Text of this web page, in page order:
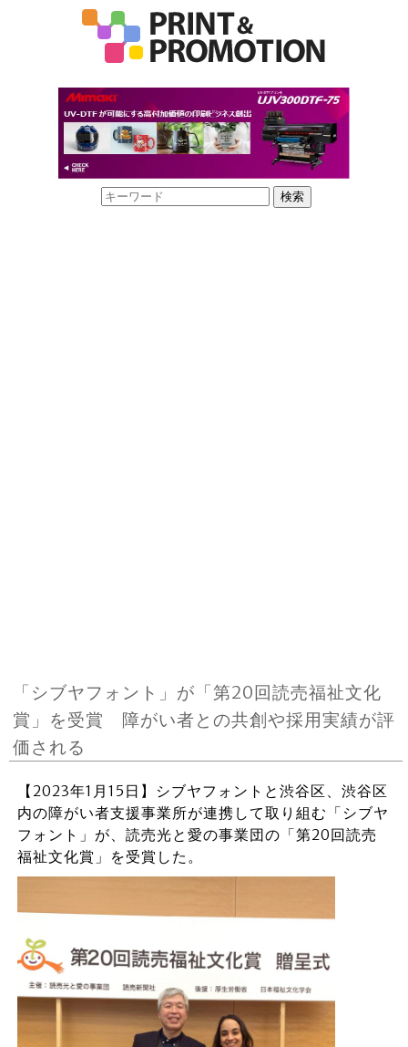
「シブヤフォント」が「第20回読売福祉文化
賞」を受賞 障がい者との共創や採用実績が評
価される
【2023年1月15日】シブヤフォントと渋谷区、渋谷区
内の障がい者支援事業所が連携して取り組む「シブヤ
フォント」が、読売光と愛の事業団の「第20回読売
福祉文化賞」を受賞した。